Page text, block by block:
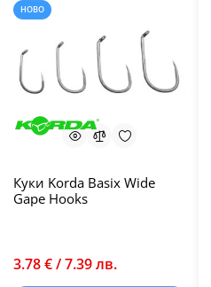
НОВО
Куки Korda Basix Wide
Gape Hooks
3.78 € / 7.39 лв.